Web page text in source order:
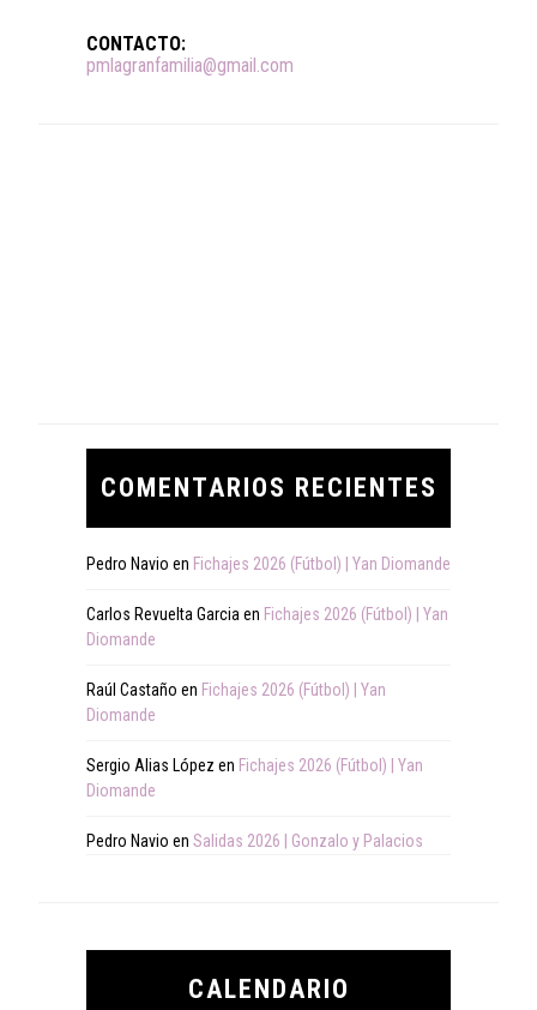
CONTACTO:
pmlagranfamilia@gmail.com
COMENTARIOS RECIENTES
Pedro Navio en Fichajes 2026 (Fútbol) | Yan Diomande
Carlos Revuelta Garcia en Fichajes 2026 (Fútbol) | Yan
Diomande
Raúl Castaño en Fichajes 2026 (Fútbol) | Yan
Diomande
Sergio Alias López en Fichajes 2026 (Fútbol) | Yan
Diomande
Pedro Navio en Salidas 2026 | Gonzalo y Palacios
CALENDARIO